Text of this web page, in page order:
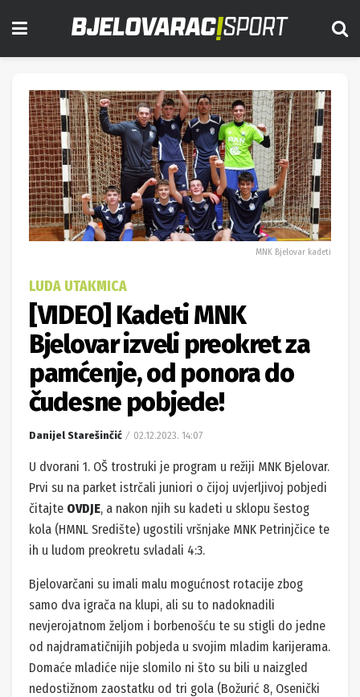
MNK Bjelovar kadeti
LUDA UTAKMICA
[VIDEO] Kadeti MNK
Bjelovar izveli preokret za
pamćenje, od ponora do
čudesne pobjede!
Danijel Starešinčić 02.12.2023. 14:07
U dvorani 1. OŠ trostruki je program u režiji MNK Bjelovar.
Prvi su na parket istrčali juniori o čijoj uvjerljivoj pobjedi
čitajte OVDJE, a nakon njih su kadeti u sklopu šestog
kola (HMNL Središte) ugostili vršnjake MNK Petrinjčice te
ih u ludom preokretu svladali 4:3.
Bjelovarčani su imali malu mogućnost rotacije zbog
samo dva igrača na klupi, ali su to nadoknadili
nevjerojatnom željom i borbenošću te su stigli do jedne
od najdramatičnijih pobjeda u svojim mladim karijerama.
Domaće mladiće nije slomilo ni što su bili u naizgled
nedostižnom zaostatku od tri gola (Božurić 8, Osenički